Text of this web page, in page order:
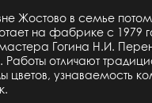
Жостово в семье
на фабрике с 1979
Гогина Н.И.
отличают
узнаваемость